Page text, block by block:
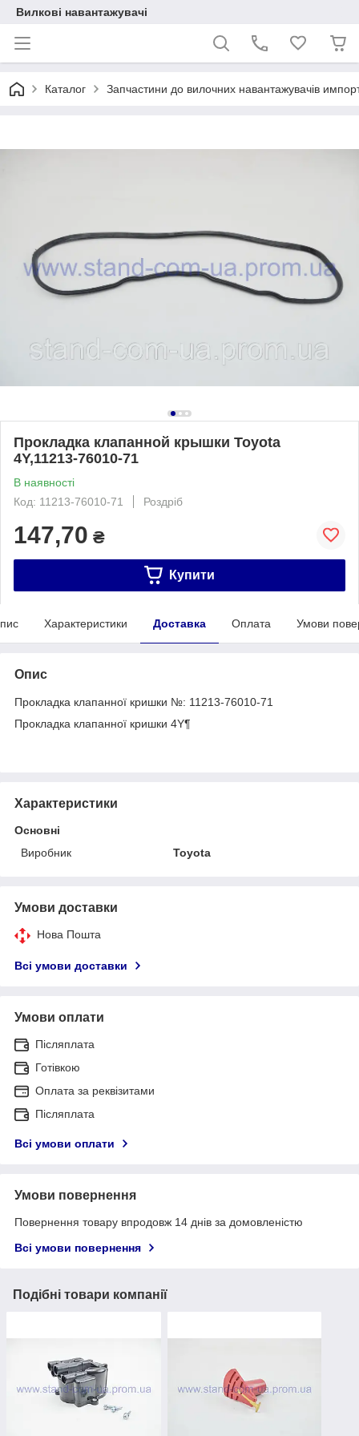
Вилкові навантажувачі
Каталог Запчастини до вилочних навантажувачів
Прокладка клапанной крышки Toyota
4Y,11213-76010-71
В наявності
Код: 11213-76010-71
Роздріб
147,70 ₴
Купити
Характеристики Доставка Оплата Умови
Опис
Прокладка клапанної кришки №: 11213-76010-71
Прокладка клапанної кришки 4Y¶
Характеристики
Основні
Виробник
Toyota
Умови доставки
Нова Пошта
Всі умови доставки
Умови оплати
Післяплата
Готівкою
Оплата за реквізитами
Післяплата
Всі умови оплати
Умови повернення
Повернення товару впродовж 14 днів за домовленістю
Всі умови повернення
Подібні товари компанії